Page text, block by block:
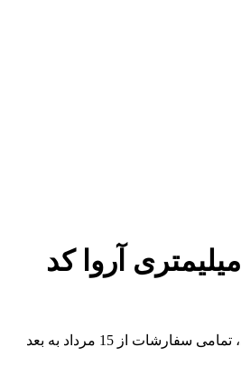
گردبر بتن 70 میلیمتری آروا کد
قابل توجه خریداران گرامی، تمامی سفارشات از 15 مرداد به بعد